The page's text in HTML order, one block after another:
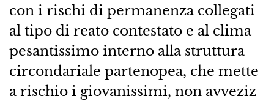
con i rischi di permanenza collegati
al tipo di reato contestato e al clima
pesantissimo interno alla struttura
circondariale partenopea, che mette
a rischio i giovanissimi, non avveziz